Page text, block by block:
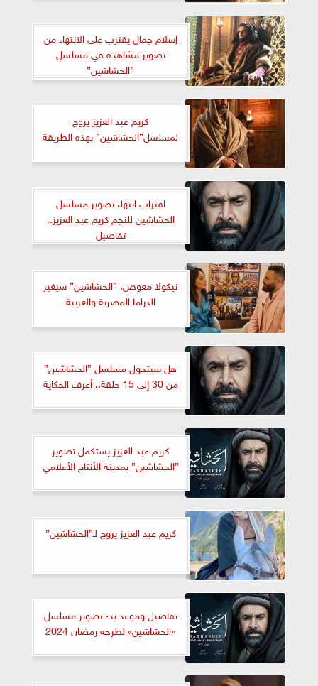
إسلام جمال يقترب على الانتهاء من
تصوير مشاهده في مسلسل
”الحشاشين”
كريم عبد العزيز يروج
لمسلسل”الحشاشين” بهذه الطريقة
اقتراب انتهاء تصوير مسلسل
الحشاشين للنجم كريم عبد العزيز..
تفاصيل
نيكولا معوض: ”الحشاشين” سيغير
الدراما المصرية والعربية
هل سيتحول مسلسل ”الحشاشين”
من 30 إلى 15 حلقة.. أعرف الحكاية
كريم عبد العزيز يستكمل تصوير
”الحشاشين” بمدينة الأنتاج الأعلامي
كريم عبد العزيز يروج لـ”الحشاشين”
تفاصيل وموعد بدء تصوير مسلسل
«الحشاشين» لطرحه رمضان 2024